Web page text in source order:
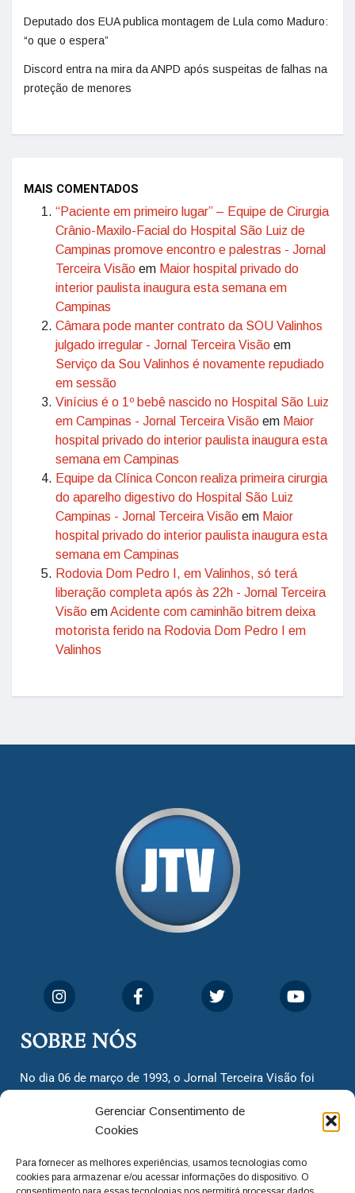
Gerenciar Consentimento de
Cookies
Para fornecer as melhores experiências, usamos tecnologias como
cookies para armazenar e/ou acessar informações do dispositivo. O
Deputado dos EUA publica montagem de Lula como Maduro:
“o que o espera”
Discord entra na mira da ANPD após suspeitas de falhas na
proteção de menores
MAIS COMENTADOS
“Paciente em primeiro lugar” – Equipe de Cirurgia
Crânio-Maxilo-Facial do Hospital São Luiz de
Campinas promove encontro e palestras - Jornal
Terceira Visão em Maior hospital privado do
interior paulista inaugura esta semana em
Campinas
Câmara pode manter contrato da SOU Valinhos
julgado irregular - Jornal Terceira Visão em
Serviço da Sou Valinhos é novamente repudiado
em sessão
Vinícius é o 1º bebê nascido no Hospital São Luiz
em Campinas - Jornal Terceira Visão em Maior
hospital privado do interior paulista inaugura esta
semana em Campinas
Equipe da Clínica Concon realiza primeira cirurgia
do aparelho digestivo do Hospital São Luiz
Campinas - Jornal Terceira Visão em Maior
hospital privado do interior paulista inaugura esta
semana em Campinas
Rodovia Dom Pedro I, em Valinhos, só terá
liberação completa após às 22h - Jornal Terceira
Visão emAcidente com caminhão bitrem deixa
motorista ferido na Rodovia Dom Pedro I em
Valinhos
SOBRE NÓS
No dia 06 de março de 1993, o Jornal Terceira Visão foi
cidadãos valinhenses, já que naquela época só existiam
dois jornais. Há mais de 30 anos, o jornal continua
com o foco de trazer as melhores notícias. Nunca